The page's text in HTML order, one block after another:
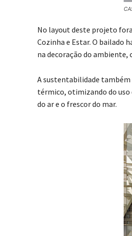
No layout deste projeto
Cozinha e Estar. O bailado
na decoração do
A sustentabilidade
térmico, otimizando do uso
do ar e o frescor do mar.